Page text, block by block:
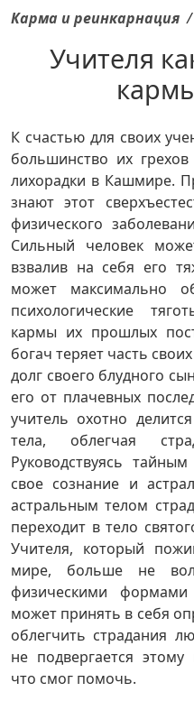
Карма и реинкарнация /
Учителя
К счастью для своих
большинство их
лихорадки в Кашмире.
знают этот
физического
Сильный человек
взвалив на себя его
может максимально
психологические
кармы их прошлых
богач теряет часть
долг своего блудного
его от плачевных
учитель охотно
тела, облегчая
Руководствуясь
свое сознание и
астральным телом
переходит в тело
Учителя, который
мире, больше не
физическими
может принять в себя
облегчить страдания
не подвергается
что смог помочь.